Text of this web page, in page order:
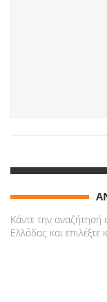
Κάντε την
Ελλάδας και επιλέξτε